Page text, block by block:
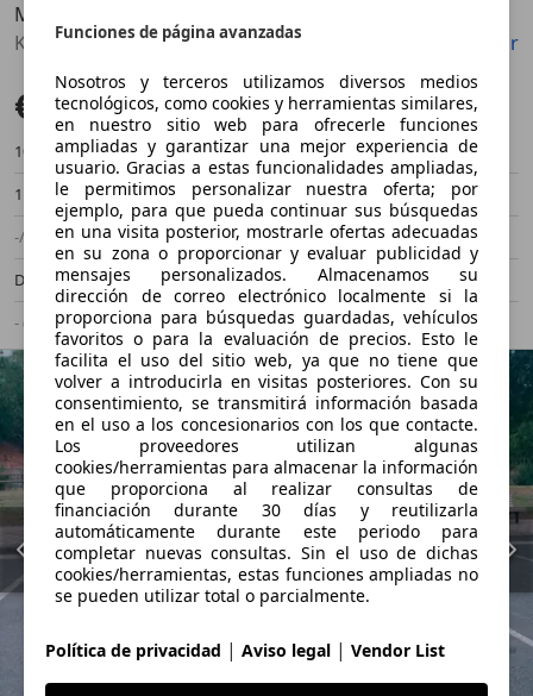
Anterior
Master 2.3DCI 150cv
Kilometros garantizados por escrito
Compartir
€ 18.200
100.000 km
08/2020
110 kW (150 CV)
Ocasión
-/-
Manual
Diésel
- (l/100 km)
- (g/km)
Funciones de página avanzadas
Nosotros y terceros utilizamos diversos medios
tecnológicos, como cookies y herramientas similares,
en nuestro sitio web para ofrecerle funciones
ampliadas y garantizar una mejor experiencia de
usuario. Gracias a estas funcionalidades ampliadas,
le permitimos personalizar nuestra oferta; por
ejemplo, para que pueda continuar sus búsquedas
en una visita posterior, mostrarle ofertas adecuadas
en su zona o proporcionar y evaluar publicidad y
mensajes personalizados. Almacenamos su
dirección de correo electrónico localmente si la
proporciona para búsquedas guardadas, vehículos
favoritos o para la evaluación de precios. Esto le
facilita el uso del sitio web, ya que no tiene que
volver a introducirla en visitas posteriores. Con su
consentimiento, se transmitirá información basada
en el uso a los concesionarios con los que contacte.
Los proveedores utilizan algunas
cookies/herramientas para almacenar la información
que proporciona al realizar consultas de
financiación durante 30 días y reutilizarla
automáticamente durante este periodo para
completar nuevas consultas. Sin el uso de dichas
cookies/herramientas, estas funciones ampliadas no
se pueden utilizar total o parcialmente.
Política de privacidad | Aviso legal | Vendor List